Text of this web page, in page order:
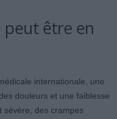
peut être en
internationale, une
douleurs et une faiblesse
sévère, des crampes